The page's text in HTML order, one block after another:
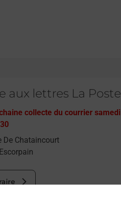
aux lettres La Poste
collecte du courrier samedi
De Chataincourt
Escorpain